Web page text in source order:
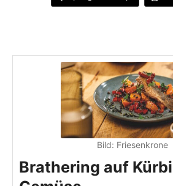
Bild: Friesenkrone
Brathering auf